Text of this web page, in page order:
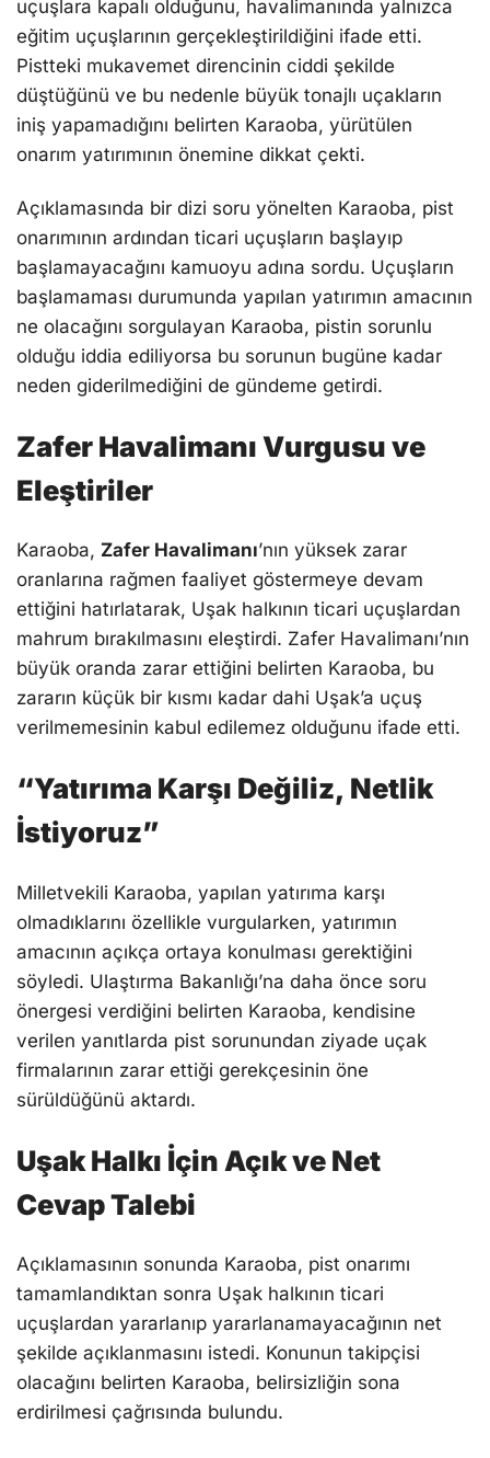
uçuşlara kapalı olduğunu, havalimanında yalnızca
eğitim uçuşlarının gerçekleştirildiğini ifade etti.
Pistteki mukavemet direncinin ciddi şekilde
düştüğünü ve bu nedenle büyük tonajlı uçakların
iniş yapamadığını belirten Karaoba, yürütülen
onarım yatırımının önemine dikkat çekti.
Açıklamasında bir dizi soru yönelten Karaoba, pist
onarımının ardından ticari uçuşların başlayıp
başlamayacağını kamuoyu adına sordu. Uçuşların
başlamaması durumunda yapılan yatırımın amacının
ne olacağını sorgulayan Karaoba, pistin sorunlu
olduğu iddia ediliyorsa bu sorunun bugüne kadar
neden giderilmediğini de gündeme getirdi.
Zafer Havalimanı Vurgusu ve
Eleştiriler
Karaoba, Zafer Havalimanı’nın yüksek zarar
oranlarına rağmen faaliyet göstermeye devam
ettiğini hatırlatarak, Uşak halkının ticari uçuşlardan
mahrum bırakılmasını eleştirdi. Zafer Havalimanı’nın
büyük oranda zarar ettiğini belirten Karaoba, bu
zararın küçük bir kısmı kadar dahi Uşak’a uçuş
verilmemesinin kabul edilemez olduğunu ifade etti.
“Yatırıma Karşı Değiliz, Netlik
İstiyoruz”
Milletvekili Karaoba, yapılan yatırıma karşı
olmadıklarını özellikle vurgularken, yatırımın
amacının açıkça ortaya konulması gerektiğini
söyledi. Ulaştırma Bakanlığı’na daha önce soru
önergesi verdiğini belirten Karaoba, kendisine
verilen yanıtlarda pist sorunundan ziyade uçak
firmalarının zarar ettiği gerekçesinin öne
sürüldüğünü aktardı.
Uşak Halkı İçin Açık ve Net
Cevap Talebi
Açıklamasının sonunda Karaoba, pist onarımı
tamamlandıktan sonra Uşak halkının ticari
uçuşlardan yararlanıp yararlanamayacağının net
şekilde açıklanmasını istedi. Konunun takipçisi
olacağını belirten Karaoba, belirsizliğin sona
erdirilmesi çağrısında bulundu.